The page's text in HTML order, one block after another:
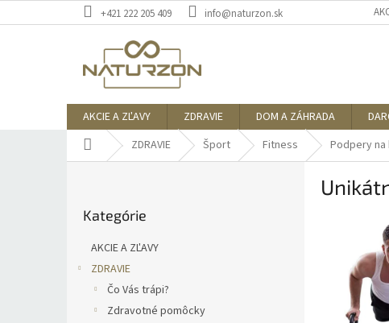
na
+421 222 205 409 info@naturzon.sk
AKCIE A ZĽAVY ZDRAVIE DOM A ZÁHRADA
Domov ZDRAVIE Šport Fitness Podpery
kategórie
Kategórie
AKCIE A ZĽAVY
ZDRAVIE
Čo Vás trápi?
Zdravotné pomôcky